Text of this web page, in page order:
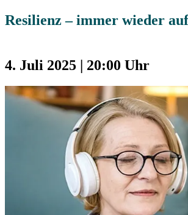
Resilienz – immer wieder
4. Juli 2025 | 20:00 Uhr